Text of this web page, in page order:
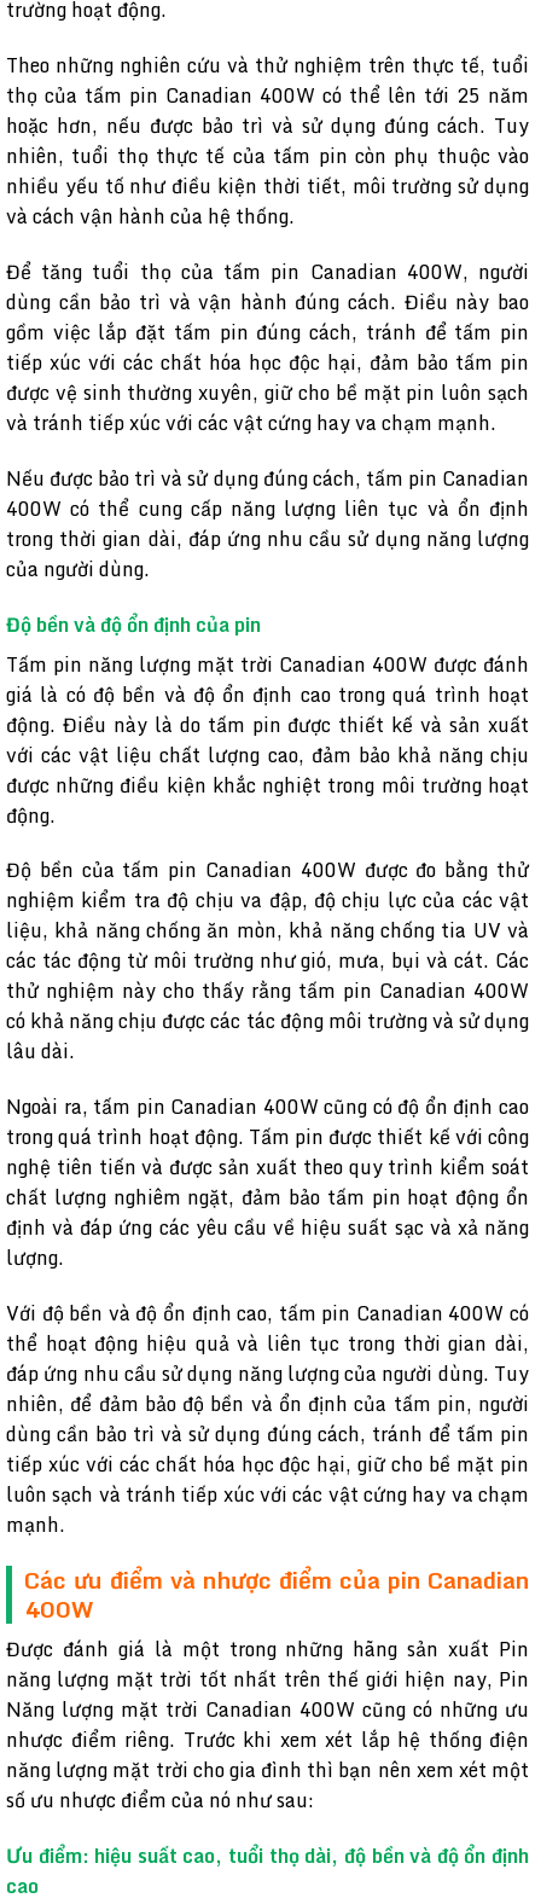
trường hoạt động.
Theo những nghiên cứu và thử nghiệm trên thực tế, tuổi
thọ của tấm pin Canadian 400W có thể lên tới 25 năm
hoặc hơn, nếu được bảo trì và sử dụng đúng cách. Tuy
nhiên, tuổi thọ thực tế của tấm pin còn phụ thuộc vào
nhiều yếu tố như điều kiện thời tiết, môi trường sử dụng
và cách vận hành của hệ thống.
Để tăng tuổi thọ của tấm pin Canadian 400W, người
dùng cần bảo trì và vận hành đúng cách. Điều này bao
gồm việc lắp đặt tấm pin đúng cách, tránh để tấm pin
tiếp xúc với các chất hóa học độc hại, đảm bảo tấm pin
được vệ sinh thường xuyên, giữ cho bề mặt pin luôn sạch
và tránh tiếp xúc với các vật cứng hay va chạm mạnh.
Nếu được bảo trì và sử dụng đúng cách, tấm pin Canadian
400W có thể cung cấp năng lượng liên tục và ổn định
trong thời gian dài, đáp ứng nhu cầu sử dụng năng lượng
của người dùng.
Độ bền và độ ổn định của pin
Tấm pin năng lượng mặt trời Canadian 400W được đánh
giá là có độ bền và độ ổn định cao trong quá trình hoạt
động. Điều này là do tấm pin được thiết kế và sản xuất
với các vật liệu chất lượng cao, đảm bảo khả năng chịu
được những điều kiện khắc nghiệt trong môi trường hoạt
động.
Độ bền của tấm pin Canadian 400W được đo bằng thử
nghiệm kiểm tra độ chịu va đập, độ chịu lực của các vật
liệu, khả năng chống ăn mòn, khả năng chống tia UV và
các tác động từ môi trường như gió, mưa, bụi và cát. Các
thử nghiệm này cho thấy rằng tấm pin Canadian 400W
có khả năng chịu được các tác động môi trường và sử dụng
lâu dài.
Ngoài ra, tấm pin Canadian 400W cũng có độ ổn định cao
trong quá trình hoạt động. Tấm pin được thiết kế với công
nghệ tiên tiến và được sản xuất theo quy trình kiểm soát
chất lượng nghiêm ngặt, đảm bảo tấm pin hoạt động ổn
định và đáp ứng các yêu cầu về hiệu suất sạc và xả năng
lượng.
Với độ bền và độ ổn định cao, tấm pin Canadian 400W có
thể hoạt động hiệu quả và liên tục trong thời gian dài,
đáp ứng nhu cầu sử dụng năng lượng của người dùng. Tuy
nhiên, để đảm bảo độ bền và ổn định của tấm pin, người
dùng cần bảo trì và sử dụng đúng cách, tránh để tấm pin
tiếp xúc với các chất hóa học độc hại, giữ cho bề mặt pin
luôn sạch và tránh tiếp xúc với các vật cứng hay va chạm
mạnh.
Các ưu điểm và nhược điểm của pin Canadian
400W
Được đánh giá là một trong những hãng sản xuất Pin
năng lượng mặt trời tốt nhất trên thế giới hiện nay, Pin
Năng lượng mặt trời Canadian 400W cũng có những ưu
nhược điểm riêng. Trước khi xem xét lắp hệ thống điện
năng lượng mặt trời cho gia đình thì bạn nên xem xét một
số ưu nhược điểm của nó như sau:
Ưu điểm: hiệu suất cao, tuổi thọ dài, độ bền và độ ổn định
cao